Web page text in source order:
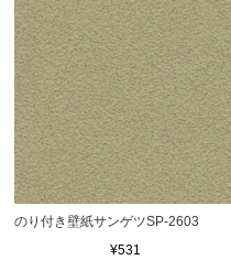
のり付き壁紙サンゲツSP-2603
¥531